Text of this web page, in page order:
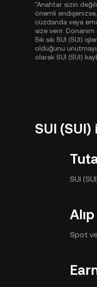
"Anahtar sizin
önemli
cüzdanda veya
size verir.
Sık sık SUI (SUI)
olduğunu
olarak SUI (SUI)
SUI (SUI)
SUI
Spot